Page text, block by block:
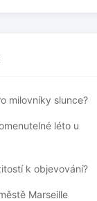
milovníky slunce?
léto u
k objevování?
Marseille